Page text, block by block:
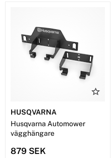
HUSQVARNA
Husqvarna Automower
vägghängare
879 SEK